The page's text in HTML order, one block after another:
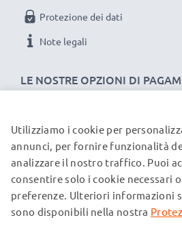
LE NOSTRE OPZIONI DI
Protezione dei dati
Note legali
I NOSTRI PARTNER DI
© subtel.it 2026
Tutti i prezzi includono l'IVA e sono
spedizione. Si prega di notare che
Utilizziamo i cookie per
annunci, per fornire funzionalità
analizzare il nostro traffico. Puoi
consentire solo i cookie necessari
preferenze. Ulteriori informazioni
sono disponibili nella nostra